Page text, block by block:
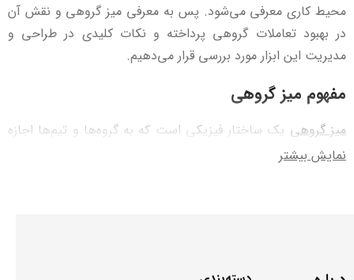
محیط کاری معرفی می‌شود. پس به معرفی میز گروهی و نقش آن
در بهبود تعاملات گروهی پرداخته و نکات کلیدی در طراحی و
مدیریت این ابزار مورد بررسی قرار می‌دهیم.
مفهوم میز گروهی
میز گروهی یک ساختار فیزیکی است که به گروه‌ها و تیم‌ها اجازه
می‌دهد تا در یک محیط مشترک قرار بگیرند و با یکدیگر تعامل
نمایش بیشتر